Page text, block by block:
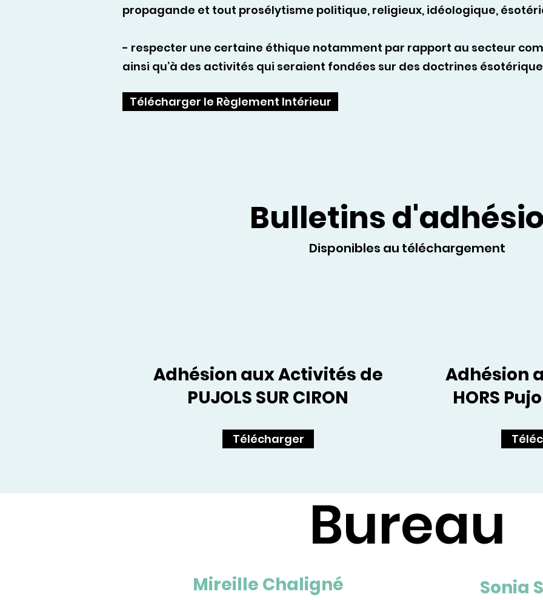
propagande et tout prosélytisme politique, religieux, idéologique,
- respecter une certaine éthique notamment par rapport au secteur
ainsi qu’à des activités qui seraient fondées sur des doctrines
Télécharger le Règlement Intérieur
Bulletins
Disponibles au téléchargement
Adhésion aux Activités de
PUJOLS SUR CIRON
Télécharger
Adhésion
HORS
Bureau
Mireille Chaligné Sonia